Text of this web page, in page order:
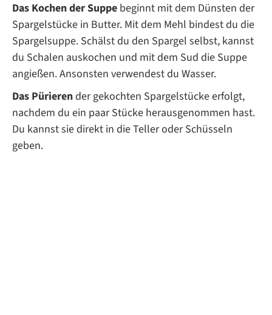
Das Kochen der Suppe beginnt mit dem Dünsten der
Spargelstücke in Butter. Mit dem Mehl bindest du die
Spargelsuppe. Schälst du den Spargel selbst, kannst
du Schalen auskochen und mit dem Sud die Suppe
angießen. Ansonsten verwendest du Wasser.
Das Pürierender gekochten Spargelstücke erfolgt,
nachdem du ein paar Stücke herausgenommen hast.
Du kannst sie direkt in die Teller oder Schüsseln
geben.